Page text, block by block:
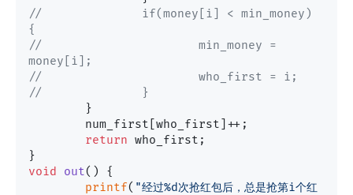
//		if(money[i] < min_money)
{
//			min_money =
money[i];
//			who_first = i;
return who_first;
void
out()
{
printf( "经过%d次抢红包后，总是抢第i个红